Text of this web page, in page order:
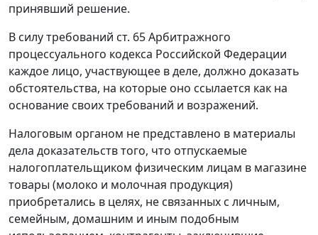
принявший решение.
В силу требований ст. 65Арбитражного
процессуального кодекса Российской Федерации
каждое лицо, участвующее в деле, должно доказать
обстоятельства, на которые оно ссылается как на
основание своих требований и возражений.
Налоговым органом не представлено в материалы
дела доказательств того, что отпускаемые
налогоплательщиком физическим лицам в магазине
товары (молоко и молочная продукция)
приобретались в целях, не связанных с личным,
семейным, домашним и иным подобным